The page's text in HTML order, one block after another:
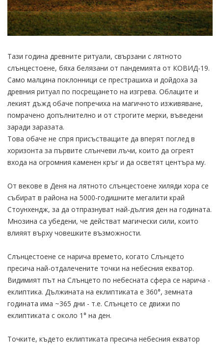
Тази година древните ритуали, свързани с лятното
слънцестоене, бяха белязани от пандемията от КОВИД-19.
Само малцина поклонници се престрашиха и дойдоха за
древния ритуал по посрещането на изгрева. Облаците и
лекият дъжд обаче попречиха на магичното изживяване,
помрачено допълнително и от строгите мерки, въведени
заради заразата.
Това обаче не спря присъстващите да вперят поглед в
хоризонта за първите слънчеви лъчи, които да огреят
входа на огромния каменен кръг и да осветят центъра му.
От векове в Деня на лятното слънцестоене хиляди хора се
събират в района на 5000-годишните мегалити край
Стоунхендж, за да отпразнуват най-дългия ден на годината.
Мнозина са убедени, че действат магически сили, които
влияят върху човешките възможности.
Слънцестоене се нарича времето, когато Слънцето
пресича най-отдалечените точки на небесния екватор.
Видимият път на Слънцето по небесната сфера се нарича -
еклиптика. Дължината на еклиптиката е 360°, земната
годината има ~365 дни - т.е. Слънцето се движи по
еклиптиката с около 1° на ден.
Точките, където еклиптиката пресича небесния екватор